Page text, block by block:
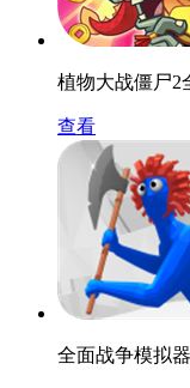
植物大战僵尸2
查看
全面战争模拟